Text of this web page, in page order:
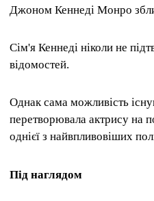
Джоном Кеннеді Монро
Сім'я Кеннеді ніколи не
відомостей.
Однак сама можливість
перетворювала актрису на
однієї з найвпливовіших
Під наглядом